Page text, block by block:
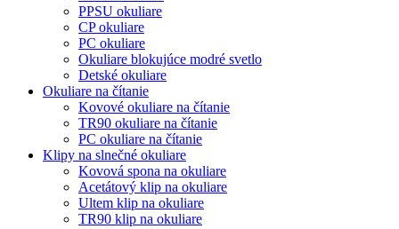
PPSU okuliare
CP okuliare
PC okuliare
Okuliare blokujúce modré svetlo
Detské okuliare
Okuliare na čítanie
Kovové okuliare na čítanie
TR90 okuliare na čítanie
PC okuliare na čítanie
Klipy na slnečné okuliare
Kovová spona na okuliare
Acetátový klip na okuliare
Ultem klip na okuliare
TR90 klip na okuliare